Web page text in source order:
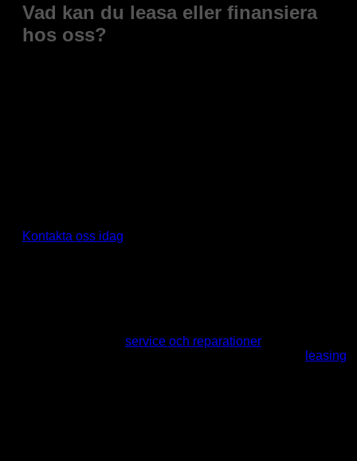
Vad kan du leasa eller finansiera
hos oss?
Kontakta oss idag
service och reparationer
leasing